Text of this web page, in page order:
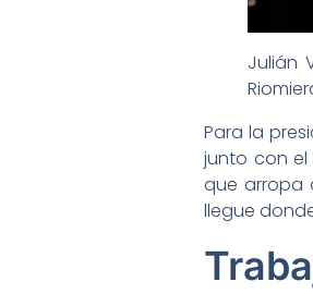
Julián
Para la
junto con
que arropa
llegue